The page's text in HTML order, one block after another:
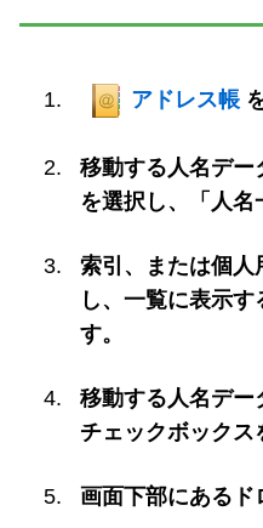
アドレス帳
移動する人名デー
を選択し、「人名
索引、または個人
し、一覧に表示
す。
移動する人名デー
チェックボックス
画面下部にある